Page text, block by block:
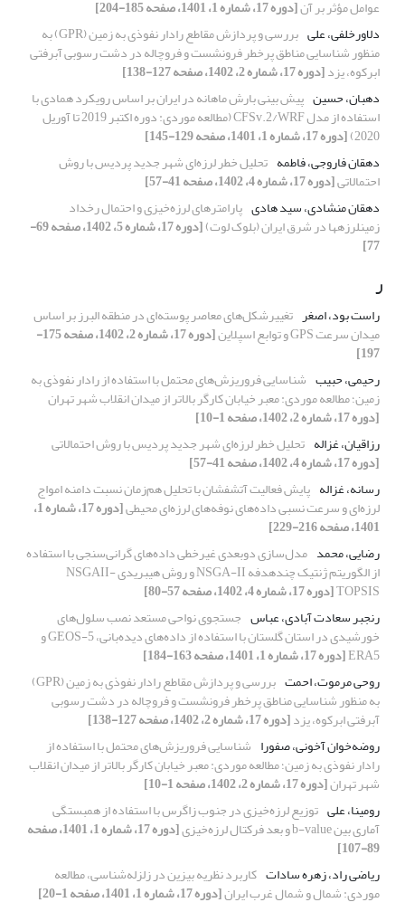
عوامل مؤثر بر آن[دوره 17، شماره 1، 1401، صفحه 185-204]
دلاورخلفی، علی
بررسی و پردازش مقاطع رادار نفوذی به زمین (GPR) به
منظور شناسایی مناطق پرخطر فرونشست و فروچاله در دشت رسوبی آبرفتی
ابرکوه، یزد[دوره 17، شماره 2، 1402، صفحه 127-138]
دهبان، حسین
پیش‎ بینی بارش ماهانه در ایران بر اساس رویکرد همادی با
استفاده از مدل CFSv.2/WRF (مطالعه موردی: دوره اکتبر 2019 تا آوریل
2020) [دوره 17، شماره 1، 1401، صفحه 129-145]
دهقان فاروجی، فاطمه تحلیل خطر لرزه‌ای شهر جدید پردیس با روش
احتمالاتی[دوره 17، شماره 4، 1402، صفحه 41-57]
دهقان منشادی، سید هادی پارامترهای لرزه‌خیزی و احتمال رخداد
زمین‏لرزه‏ها در شرق ایران (بلوک لوت) [دوره 17، شماره 5، 1402، صفحه 69-
77]
ر
راست بود، اصغر تغییرشکل‌های معاصر پوسته‌ای در منطقه البرز بر اساس
میدان سرعت GPS و توابع اسپلاین [دوره 17، شماره 2، 1402، صفحه 175-
197]
رحیمی، حبیب شناسایی فروریزش‌های محتمل با استفاده از رادار نفوذی به
زمین؛ مطالعه موردی: معبر خیابان کارگر بالاتر از میدان انقلاب شهر تهران
[دوره 17، شماره 2، 1402، صفحه 1-10]
رزاقیان، غزاله تحلیل خطر لرزه‌ای شهر جدید پردیس با روش احتمالاتی
[دوره 17، شماره 4، 1402، صفحه 41-57]
رسانه، غزاله پایش فعالیت آتشفشان با تحلیل هم‌زمان نسبت دامنه امواج
لرزه‌ای و سرعت نسبی داده‌های نوفه‌های لرزه‌ای محیطی [دوره 17، شماره 1،
1401، صفحه 216-229]
رضایی، محمد مدل‌سازی دوبعدی غیرخطی داده‌های گرانی‌سنجی با استفاده
از الگوریتم ژنتیک چند‌هدفه NSGA-II و روش هیبریدی NSGAII-
TOPSIS[دوره 17، شماره 4، 1402، صفحه 57-80]
رنجبر سعادت آبادی، عباس جستجوی نواحی مستعد نصب سلول‌های
خورشیدی در استان گلستان با استفاده از داده‌های دیده‌بانی، GEOS-5 و
ERA5[دوره 17، شماره 1، 1401، صفحه 163-184]
روحی مرموت، احمت
بررسی و پردازش مقاطع رادار نفوذی به زمین (GPR)
به منظور شناسایی مناطق پرخطر فرونشست و فروچاله در دشت رسوبی
آبرفتی ابرکوه، یزد[دوره 17، شماره 2، 1402، صفحه 127-138]
روضه‌خوان آخونی، صفورا شناسایی فروریزش‌های محتمل با استفاده از
رادار نفوذی به زمین؛ مطالعه موردی: معبر خیابان کارگر بالاتر از میدان انقلاب
شهر تهران[دوره 17، شماره 2، 1402، صفحه 1-10]
رومینا، علی توزیع لرزه‌خیزی در جنوب زاگرس با استفاده از همبستگی
آماری بین b-value و بعد فرکتال لرزه‌خیزی [دوره 17، شماره 1، 1401، صفحه
89-107]
ریاضی راد، زهره سادات کاربرد نظریه بیزین در زلزله‌شناسی، مطالعه
موردی: شمال و شمال غرب ایران[دوره 17، شماره 1، 1401، صفحه 1-20]